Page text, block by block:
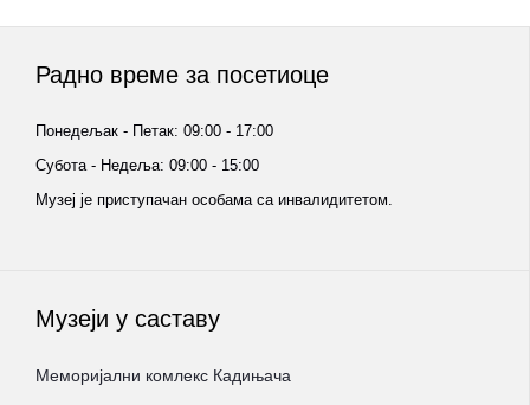
Радно време за посетиоце
Понедељак - Петак: 09:00 - 17:00
Субота - Недеља: 09:00 - 15:00
Музеј је приступачан особама са инвалидитетом.
Музеји у саставу
Меморијални комлекс Кадињача